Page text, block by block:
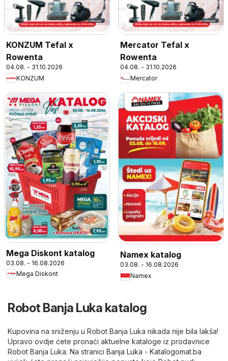
KONZUM Tefal x
Rowenta
04.08. - 31.10.2026
KONZUM
Mercator Tefal x
Rowenta
04.08. - 31.10.2026
Mercator
Mega Diskont katalog
03.08. - 16.08.2026
Mega Diskont
Namex katalog
03.08. - 16.08.2026
Namex
Robot Banja Luka katalog
Kupovina na sniženju u Robot Banja Luka nikada nije bila lakša!
Upravo ovdje ćete pronaći aktuelne kataloge iz prodavnice
Robot Banja Luka. Na stranici Banja Luka - Katalogomat.ba